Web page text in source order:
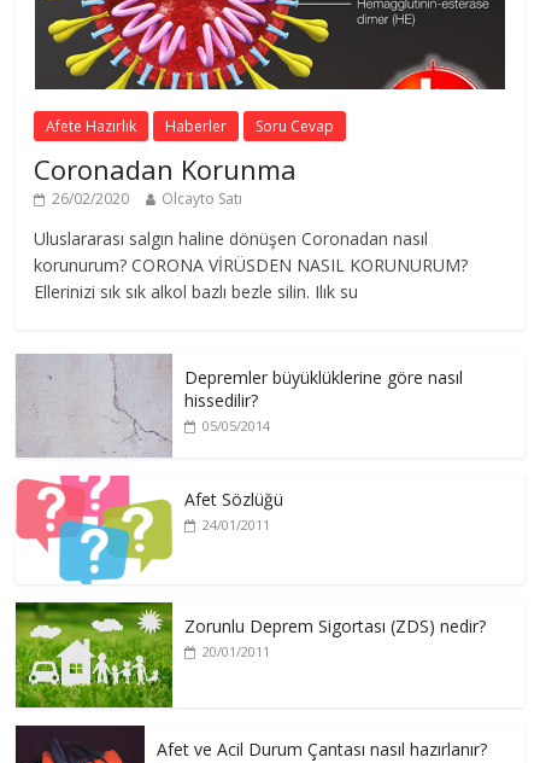
Afete Hazırlık Haberler Soru Cevap
Coronadan Korunma
26/02/2020 Olcayto Satı
Uluslararası salgın haline dönüşen Coronadan nasıl
korunurum? CORONA VİRÜSDEN NASIL KORUNURUM?
Ellerinizi sık sık alkol bazlı bezle silin. Ilık su
Depremler büyüklüklerine göre nasıl
hissedilir?
05/05/2014
Afet Sözlüğü
24/01/2011
Zorunlu Deprem Sigortası (ZDS) nedir?
20/01/2011
Afet ve Acil Durum Çantası nasıl hazırlanır?